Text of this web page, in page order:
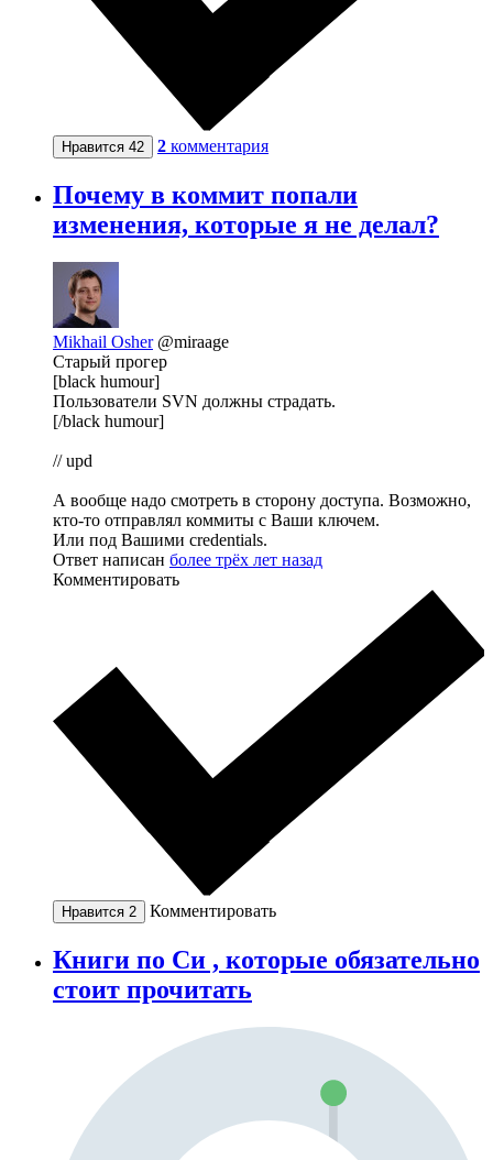
Нравится 42 2 комментария
Почему в коммит попали
изменения, которые я не делал?
Mikhail Osher @miraage
Старый прогер
[black humour]
Пользователи SVN должны страдать.
[/black humour]
// upd
А вообще надо смотреть в сторону доступа. Возможно,
кто-то отправлял коммиты с Ваши ключем.
Или под Вашими credentials.
Ответ написан более трёх лет назад
Комментировать
Нравится 2 Комментировать
Книги по Си , которые обязательно
стоит прочитать